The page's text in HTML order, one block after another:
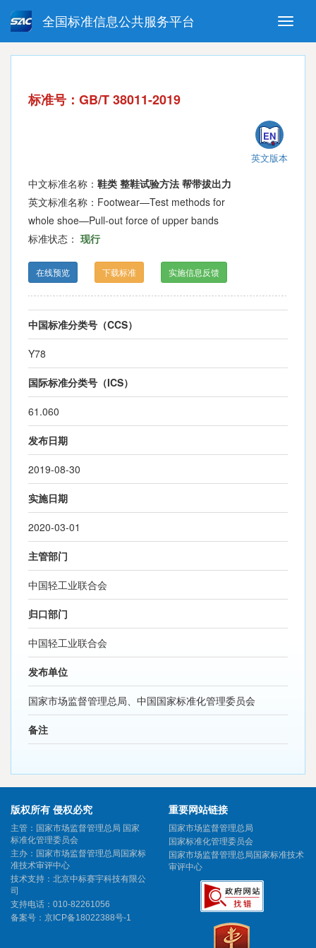
Toggle
全国标准信息公共服务平台
强制性国家标准 推荐性国家标准
指导性技术文件 (National standards in foreign
标准号：GB/T 38011-2019
EN
英文版本
中文标准名称： 鞋类 整鞋试验方法 帮带拔出力
英文标准名称：Footwear—Test methods for
whole shoe—Pull-out force of upper bands
标准状态： 现行
在线预览 下载标准 实施信息反馈
中国标准分类号（CCS）
Y78
国际标准分类号（ICS）
61.060
发布日期
2019-08-30
实施日期
2020-03-01
主管部门
中国轻工业联合会
归口部门
中国轻工业联合会
发布单位
国家市场监督管理总局、中国国家标准化管理委员会
备注
版权所有 侵权必究
主管：国家市场监督管理总局 国家
标准化管理委员会
主办：国家市场监督管理总局国家标
准技术审评中心
技术支持：北京中标赛宇科技有限公
司
支持电话：010-82261056
备案号： 京ICP备18022388号-1
重要网站链接
国家市场监督管理总局
国家标准化管理委员会
国家市场监督管理总局国家标准技术
审评中心